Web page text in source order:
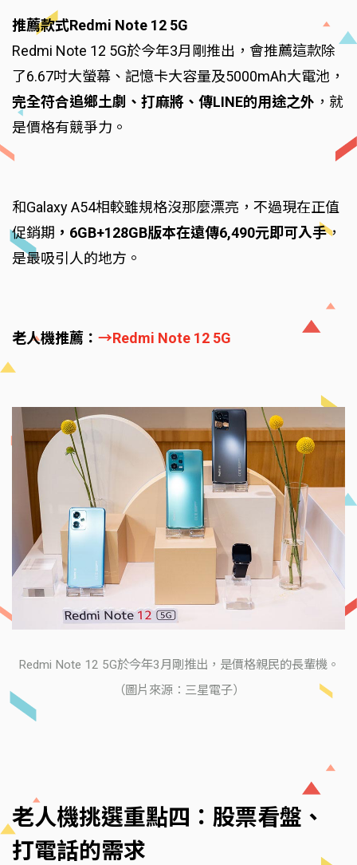
推薦款式Redmi Note 12 5G
Redmi Note 12 5G於今年3月剛推出，會推薦這款除
了6.67吋大螢幕、記憶卡大容量及5000mAh大電池，
完全符合追鄉土劇、打麻將、傳LINE的用途之外 ，就
是價格有競爭力。
和Galaxy A54相較雖規格沒那麼漂亮，不過現在正值
促銷期 ，6GB+128GB版本在遠傳6,490元即可入手，
是最吸引人的地方。
老人機推薦： →Redmi Note 12 5G
Redmi Note 12 5G於今年3月剛推出，是價格親民的長輩機。
（圖片來源：三星電子）
老人機挑選重點四：股票看盤、
打電話的需求